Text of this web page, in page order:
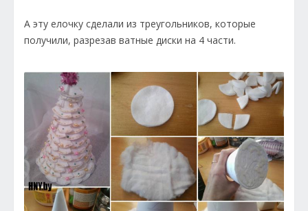
А эту елочку сделали из треугольников, которые
получили, разрезав ватные диски на 4 части.